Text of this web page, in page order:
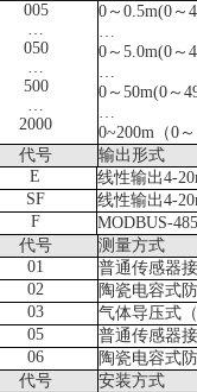
005
…
050
…
500
…
2000
0 ～ 0.5m(0 ～
…
0 ～ 5.0m(0 ～
…
0 ～ 50m(0 ～
…
0~200m （0 ～
代号
输出形式
E
线性输出4-
SF
线性输出4-
F
MODBUS-485
代号
测量方式
01
普通传感器
02
陶瓷电容式
03
气体导压式
05
普通传感器
06
陶瓷电容式
代号
安装方式